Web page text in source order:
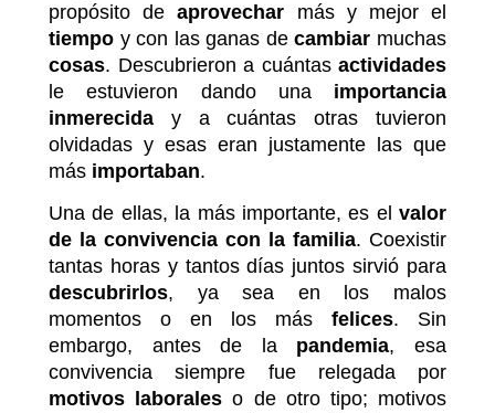
propósito deaprovechar más y mejor el
tiempo y con las ganas decambiar muchas
cosas. Descubrieron a cuántas actividades
le estuvieron dando una importancia
inmerecida y a cuántas otras tuvieron
olvidadas y esas eran justamente las que
más importaban.
Una de ellas, la más importante, es el valor
de la convivencia con la familia. Coexistir
tantas horas y tantos días juntos sirvió para
descubrirlos, ya sea en los malos
momentos o en los más felices. Sin
embargo, antes de la pandemia, esa
convivencia siempre fue relegada por
motivos
laborales o de otro tipo; motivos